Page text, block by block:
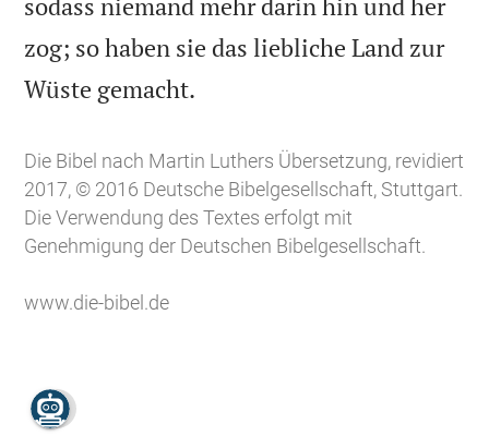
zog; so haben sie das liebliche Land zur
Wüste gemacht.
Die Bibel nach Martin Luthers Übersetzung, revidiert
2017, © 2016 Deutsche Bibelgesellschaft, Stuttgart.
Die Verwendung des Textes erfolgt mit
Genehmigung der Deutschen Bibelgesellschaft.
www.die-bibel.de